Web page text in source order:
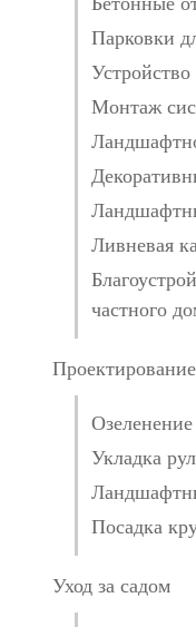
Парковки
Монтаж
Ливневая
частного
Проектирование
Озеленение
Укладка
Посадка
Уход за садом